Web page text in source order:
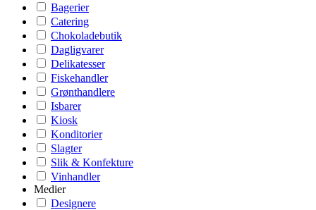
Bagerier
Catering
Chokoladebutik
Dagligvarer
Delikatesser
Fiskehandler
Grønthandlere
Isbarer
Kiosk
Konditorier
Slagter
Slik & Konfekture
Vinhandler
Medier
Designere